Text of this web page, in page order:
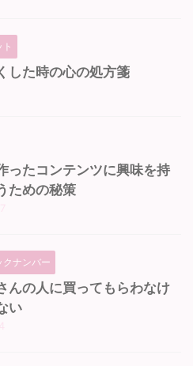
した時の心の処方箋
ったコンテンツに興味を持
ための秘策
クナンバー
んの人に買ってもらわなけ
い